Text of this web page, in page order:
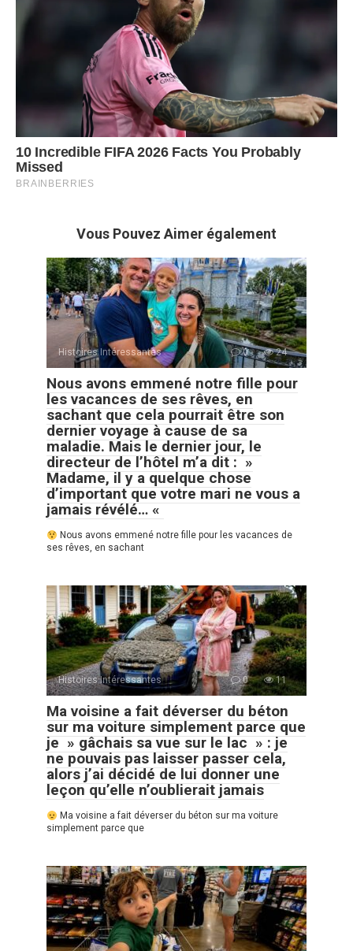
Vous Pouvez Aimer également
Histoires Intéressantes 0 24
Nous avons emmené notre fille pour
les vacances de ses rêves, en
sachant que cela pourrait être son
dernier voyage à cause de sa
maladie. Mais le dernier jour, le
directeur de l’hôtel m’a dit : »
Madame, il y a quelque chose
d’important que votre mari ne vous a
jamais révélé… «
Nous avons emmené notre fille pour les vacances de
ses rêves, en sachant
Histoires Intéressantes 0 11
Ma voisine a fait déverser du béton
sur ma voiture simplement parce que
je » gâchais sa vue sur le lac » : je
ne pouvais pas laisser passer cela,
alors j’ai décidé de lui donner une
leçon qu’elle n’oublierait jamais
Ma voisine a fait déverser du béton sur ma voiture
simplement parce que